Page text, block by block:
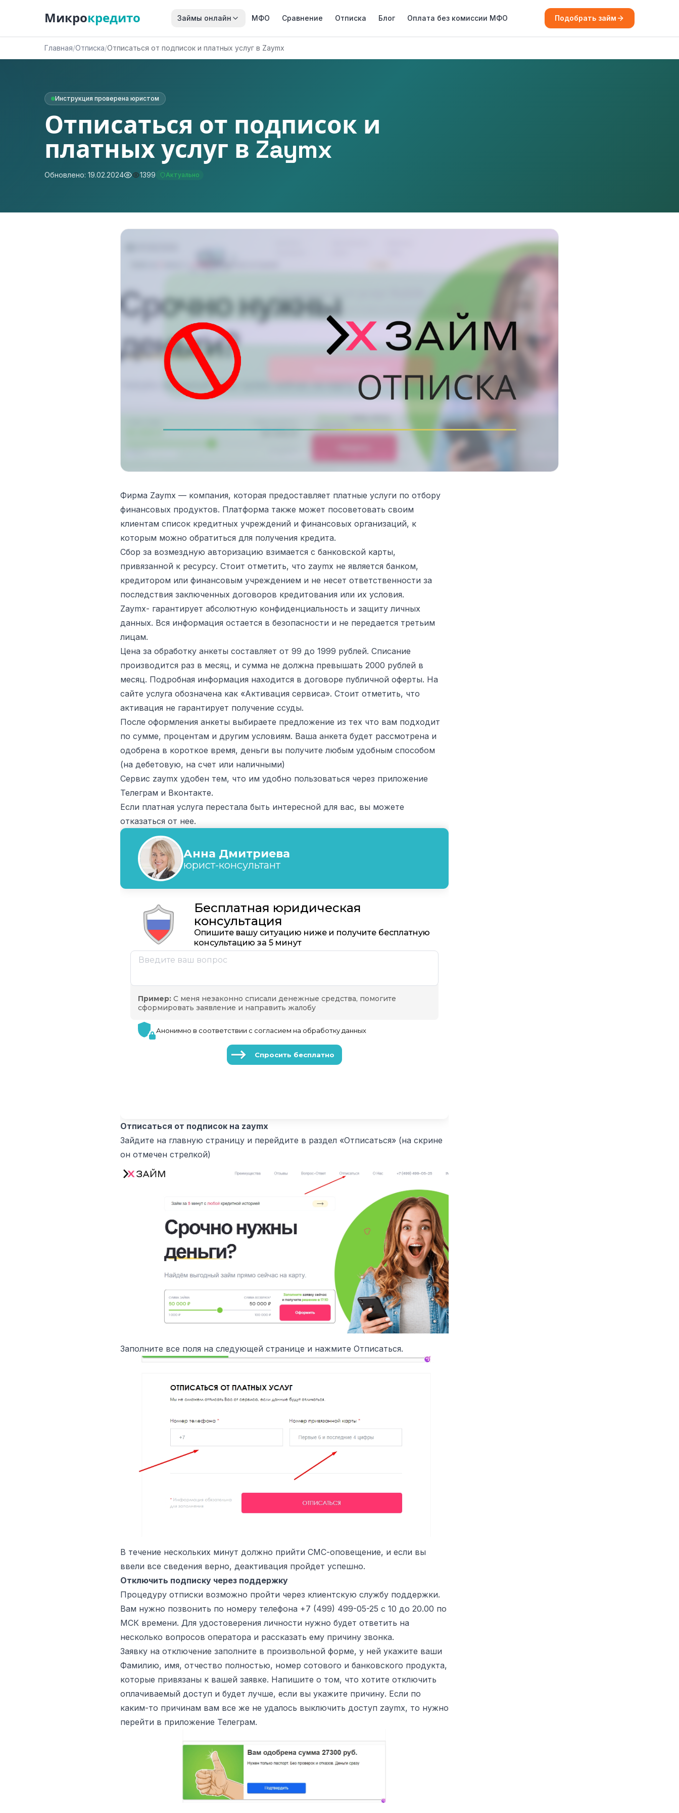
Микрокредито Займы онлайн МФО Сравнение Отписка Блог Оплата без комиссии МФО Подобрать займ
Главная/Отписка/Отписаться от подписок и платных услуг в Zaymx
Инструкция проверена юристом
Отписаться от подписок и
платных услуг в Zaymx
Обновлено: 19.02.2024 1399 Актуально
Фирма Zaymx — компания, которая предоставляет платные услуги по отбору
финансовых продуктов. Платформа также может посоветовать своим
клиентам список кредитных учреждений и финансовых организаций, к
которым можно обратиться для получения кредита.
Сбор за возмездную авторизацию взимается с банковской карты,
привязанной к ресурсу. Стоит отметить, что zaymx не является банком,
кредитором или финансовым учреждением и не несет ответственности за
последствия заключенных договоров кредитования или их условия.
Zaymx- гарантирует абсолютную конфиденциальность и защиту личных
данных. Вся информация остается в безопасности и не передается третьим
лицам.
Цена за обработку анкеты составляет от 99 до 1999 рублей. Списание
производится раз в месяц, и сумма не должна превышать 2000 рублей в
месяц. Подробная информация находится в договоре публичной оферты. На
сайте услуга обозначена как «Активация сервиса». Стоит отметить, что
активация не гарантирует получение ссуды.
После оформления анкеты выбираете предложение из тех что вам подходит
по сумме, процентам и другим условиям. Ваша анкета будет рассмотрена и
одобрена в короткое время, деньги вы получите любым удобным способом
(на дебетовую, на счет или наличными)
Сервис zaymx удобен тем, что им удобно пользоваться через приложение
Телеграм и Вконтакте.
Если платная услуга перестала быть интересной для вас, вы можете
отказаться от нее.
Отписаться от подписок на zaymx
Зайдите на главную страницу и перейдите в раздел «Отписаться» (на скрине
он отмечен стрелкой)
Заполните все поля на следующей странице и нажмите Отписаться.
В течение нескольких минут должно прийти СМС-оповещение, и если вы
ввели все сведения верно, деактивация пройдет успешно.
Отключить подписку через поддержку
Процедуру отписки возможно пройти через клиентскую службу поддержки.
Вам нужно позвонить по номеру телефона +7 (499) 499-05-25 с 10 до 20.00 по
МСК времени. Для удостоверения личности нужно будет ответить на
несколько вопросов оператора и рассказать ему причину звонка.
Заявку на отключение заполните в произвольной форме, у ней укажите ваши
Фамилию, имя, отчество полностью, номер сотового и банковского продукта,
которые привязаны к вашей заявке. Напишите о том, что хотите отключить
оплачиваемый доступ и будет лучше, если вы укажите причину. Если по
каким-то причинам вам все же не удалось выключить доступ zaymx, то нужно
перейти в приложение Телеграм.